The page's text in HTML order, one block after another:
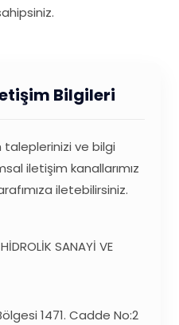
Bilgileri
taleplerinizi ve bilgi
iletişim kanallarımız
iletebilirsiniz.
SANAYİ VE
1471. Cadde No:2